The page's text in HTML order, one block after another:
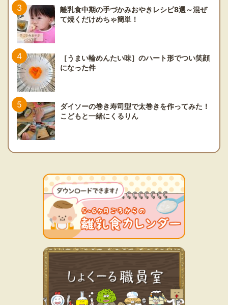
離乳食中期の手づかみおやきレシピ8選～混ぜ
て焼くだけめちゃ簡単！
［うまい輪めんたい味］のハート形でつい笑顔
になった件
ダイソーの巻き寿司型で太巻きを作ってみた！
こどもと一緒にくるりん